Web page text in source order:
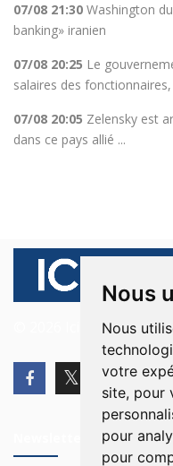
Nous
Nous
votre
site, pour
pour
pour
07/08 21:30 Washington
banking» iranien
07/08 20:25 Le
salaires des
07/08 20:05 Zelensky est
dans ce pays allié ...
© 2026 Ici Beyrouth.